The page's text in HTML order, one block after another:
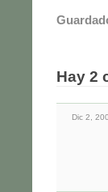
Hay 2
Dic 2,